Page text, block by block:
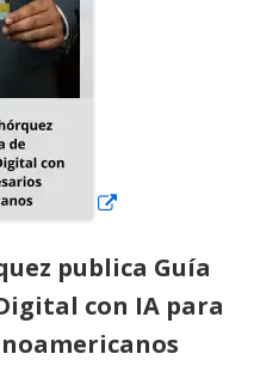
publica Guía
con IA para